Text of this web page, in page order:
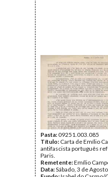
Pasta:09251.003.085
Título: Carta de Emílio
antifascista português
Paris.
Remetente:Emílio
Data:Sábado, 3 de